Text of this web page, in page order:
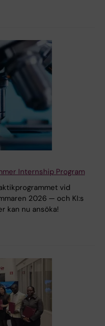
Internship Program
vid
2026 — och KI:s
kan nu ansöka!